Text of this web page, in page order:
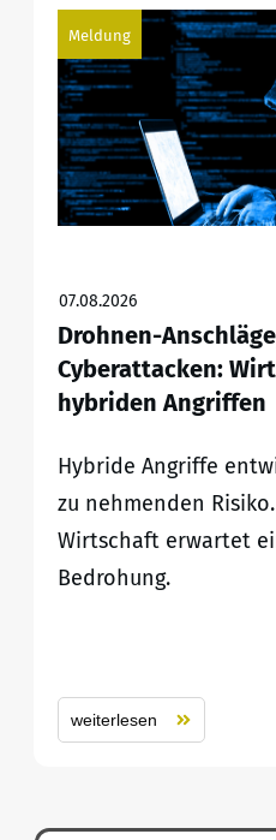
Meldung
07.08.2026
Drohnen-
Cyberattacken:
hybriden Angriffen
Hybride Angriffe
zu nehmenden
Wirtschaft erwartet
Bedrohung.
weiterlesen